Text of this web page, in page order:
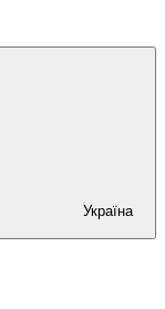
Україна